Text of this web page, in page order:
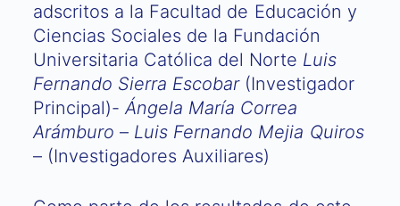
adscritos a la Facultad de Educación y
Ciencias Sociales de la Fundación
Universitaria Católica del Norte Luis
Fernando Sierra Escobar(Investigador
Principal)-Ángela María Correa
Arámburo – Luis Fernando Mejia Quiros
– (Investigadores Auxiliares)